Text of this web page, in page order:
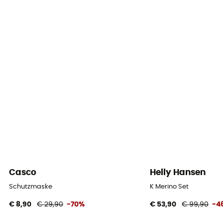
Casco
Schutzmaske
€ 8,90 € 29,90 -70%
Helly Hansen
K Merino Set
€ 53,90 € 99,90 -